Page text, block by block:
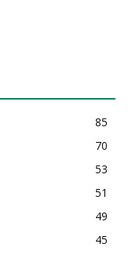
85
70
53
51
49
45